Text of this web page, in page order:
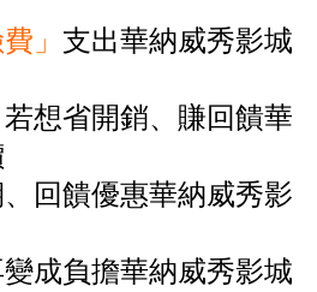
」 支出華納威秀影城
想省開銷、賺回饋華
回饋優惠華納威秀影
成負擔華納威秀影城